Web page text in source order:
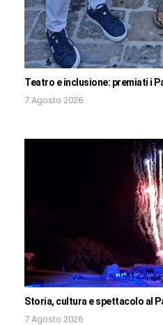
Teatro e inclusione: premiati i
7 Agosto 2026
Storia, cultura e spettacolo al
7 Agosto 2026